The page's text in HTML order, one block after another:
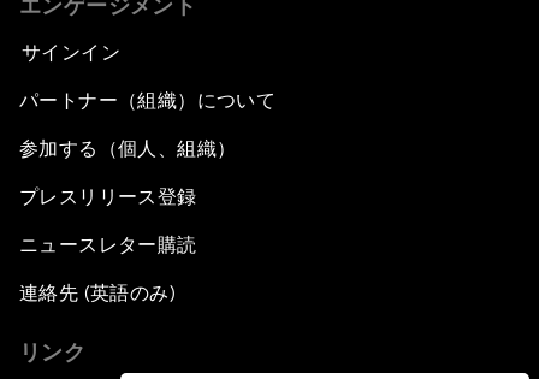
エンゲージメント
サインイン
パートナー（組織）について
参加する（個人、組織）
プレスリリース登録
ニュースレター購読
連絡先 (英語のみ)
リンク